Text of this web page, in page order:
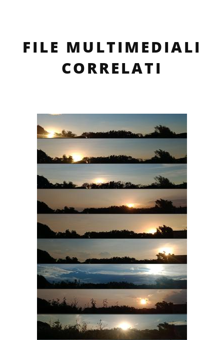
FILE MULTIMEDIALI
CORRELATI